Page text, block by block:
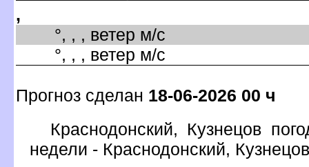
,
°, , , ветер м/с
°, , , ветер м/с
Прогноз сделан 18-06-2026 00 ч
Краснодонский, Кузнецов
недели - Краснодонский, Кузнецо